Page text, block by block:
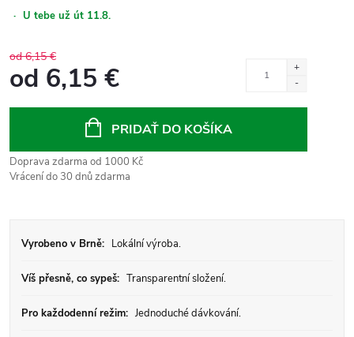
· U tebe už út 11.8.
od 6,15 €
od 6,15 €
PRIDAŤ DO KOŠÍKA
Doprava zdarma od 1000 Kč
Vrácení do 30 dnů zdarma
Vyrobeno v Brně: Lokální výroba.
Víš přesně, co sypeš: Transparentní složení.
Pro každodenní režim: Jednoduché dávkování.